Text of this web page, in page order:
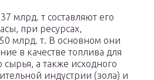
млрд. т составляют его
при ресурсах,
млрд. т. В основном они
в качестве топлива для
а также исходного
индустрии (зола) и